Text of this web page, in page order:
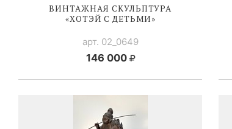
ВИНТАЖНАЯ СКУЛЬПТУРА
«ХОТЭЙ С ДЕТЬМИ»
арт. 02_0649
146 000